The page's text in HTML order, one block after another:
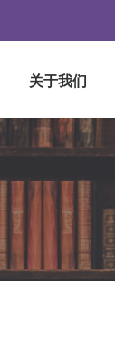
关于我们